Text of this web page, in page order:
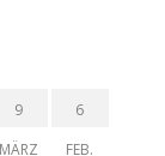
9
MÄRZ
6
FEB.